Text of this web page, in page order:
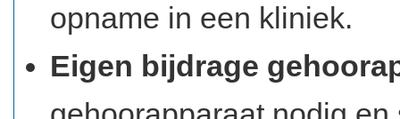
opname in een kliniek.
Eigen bijdrage